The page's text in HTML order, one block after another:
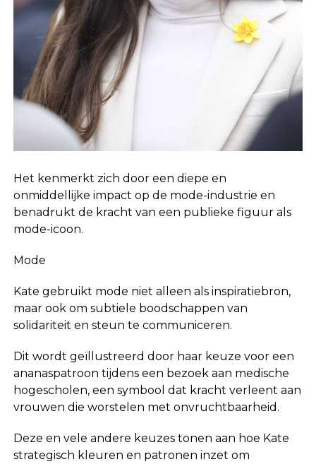
Het kenmerkt zich door een diepe en
onmiddellijke impact op de mode-industrie en
benadrukt de kracht van een publieke figuur als
mode-icoon.
Mode
Kate gebruikt mode niet alleen als inspiratiebron,
maar ook om subtiele boodschappen van
solidariteit en steun te communiceren.
Dit wordt geïllustreerd door haar keuze voor een
ananaspatroon tijdens een bezoek aan medische
hogescholen, een symbool dat kracht verleent aan
vrouwen die worstelen met onvruchtbaarheid.
Deze en vele andere keuzes tonen aan hoe Kate
strategisch kleuren en patronen inzet om